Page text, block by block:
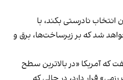
انتخاب نادرستی بکند، با
شد که بر زیرساخت‌ها، برق و
که آمریکا «در بالاترین سطح